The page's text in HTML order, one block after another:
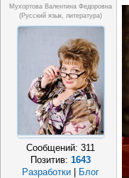
Мухортова Валентина Федоровна
(русский язык, литература)
Сообщений: 311
Позитив: 1643
Разработки
Блог